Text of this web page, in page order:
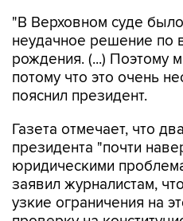
"В Верховном суде
неудачное решение по
рождения. (...) Поэтому
потому что это очень
пояснил президент.
Газета отмечает, что
президента "почти
юридическими
заявил журналистам,
узкие ограничения на